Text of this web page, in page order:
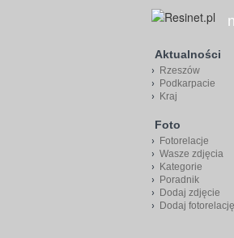
Aktualności
Rzeszów
Podkarpacie
Kraj
Foto
Fotorelacje
Wasze zdjęcia
Kategorie
Poradnik
Dodaj zdjęcie
Dodaj fotorelację